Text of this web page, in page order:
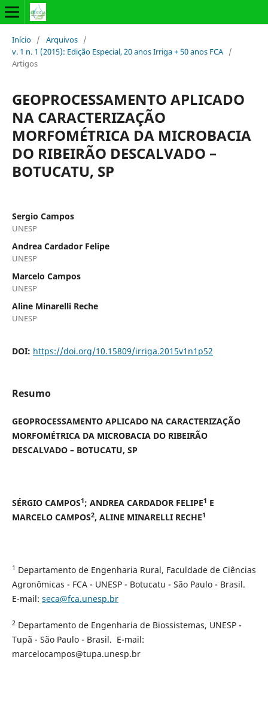
Início / Arquivos /
v. 1 n. 1 (2015): Edição Especial, 20 anos Irriga + 50 anos FCA /
Artigos
GEOPROCESSAMENTO APLICADO
NA CARACTERIZAÇÃO
MORFOMÉTRICA DA MICROBACIA
DO RIBEIRÃO DESCALVADO –
BOTUCATU, SP
Sergio Campos
UNESP
Andrea Cardador Felipe
UNESP
Marcelo Campos
UNESP
Aline Minarelli Reche
UNESP
DOI: https://doi.org/10.15809/irriga.2015v1n1p52
Resumo
GEOPROCESSAMENTO APLICADO NA CARACTERIZAÇÃO
MORFOMÉTRICA DA MICROBACIA DO RIBEIRÃO
DESCALVADO – BOTUCATU, SP
SÉRGIO CAMPOS1; ANDREA CARDADOR FELIPE1 E
MARCELO CAMPOS2, ALINE MINARELLI RECHE1
1 Departamento de Engenharia Rural, Faculdade de Ciências
Agronômicas - FCA - UNESP - Botucatu - São Paulo - Brasil.
E-mail: seca@fca.unesp.br
2Departamento de Engenharia de Biossistemas, UNESP -
Tupã - São Paulo - Brasil. E-mail:
marcelocampos@tupa.unesp.br